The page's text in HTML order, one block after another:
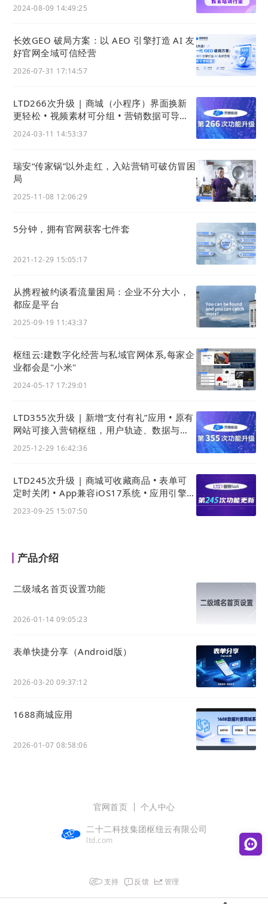
2024-08-09 14:49:25
长效GEO 破局方案：以 AEO 引擎打造 AI 友
好官网全域可信经营
2026-07-31 17:14:57
LTD266次升级 | 商城（小程序）界面换新
更轻松 • 视频素材可分组 • 营销数据可导出 •
2024-03-11 14:53:37
瑞安“传家锅”以外走红，入站营销可破仿冒困
局
2025-11-08 12:06:29
5分钟，拥有官网获客七件套
2021-12-29 15:05:17
从携程被约谈看流量困局：企业不分大小，
都应是平台
2025-09-19 11:43:37
枢纽云:建数字化经营与私域官网体系,每家企
业都会是"小米"
2024-05-17 17:29:01
LTD355次升级 | 新增“支付有礼”应用 • 原有
网站可接入营销枢纽，用户轨迹、数据与线
2025-12-29 16:42:36
LTD245次升级 | 商城可收藏商品 • 表单可
定时关闭 • App兼容iOS17系统 • 应用引擎可
批量导入关联数据类型
2023-09-25 15:07:50
产品介绍
二级域名首页设置功能
2026-01-14 09:05:23
表单快捷分享（Android版）
2026-03-20 09:37:12
1688商城应用
2026-01-07 08:58:06
官网首页
个人中心
二十二科技集团枢纽云有限公司
ltd.com
支持 反馈 管理